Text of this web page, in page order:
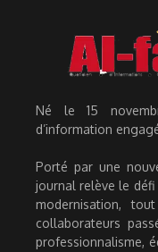
Né le 15
d’information
Porté par une
journal relève le
modernisation,
collaborateurs
professionnalisme,